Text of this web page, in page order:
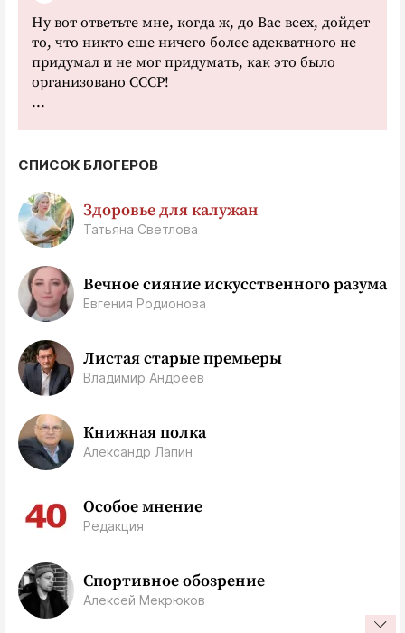
Ну вот ответьте мне, когда ж, до Вас всех, дойдет
то, что никто еще ничего более адекватного не
придумал и не мог придумать, как это было
организовано СССР!
...
СПИСОК БЛОГЕРОВ
Здоровье для калужан
Татьяна Светлова
Вечное сияние искусственного разума
Евгения Родионова
Листая старые премьеры
Владимир Андреев
Книжная полка
Александр Лапин
Особое мнение
Редакция
Спортивное обозрение
Алексей Мекрюков